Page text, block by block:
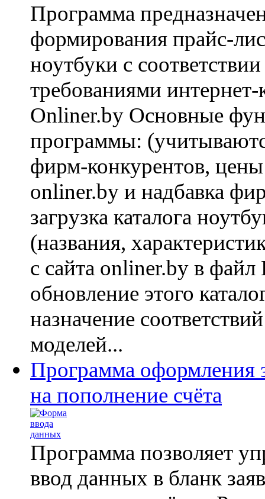
Программа
формирования прайс-
ноутбуки с соответствии
требованиями интернет-
Onliner.by Основные
программы:
фирм-конкурентов, цены
onliner.by и надбавка
загрузка каталога
(названия,
с сайта onliner.by в файл
обновление этого
назначение соответствий
моделей...
Программа оформления
на пополнение счёта
Программа позволяет
ввод данных в бланк